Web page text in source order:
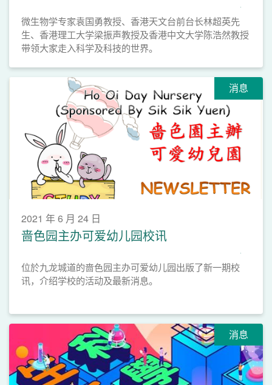
微生物学专家袁国勇教授、香港天文台前台长林超英先
生、香港理工大学梁振声教授及香港中文大学陈浩然教授
带领大家走入科学及科技的世界。
消息
2021 年 6 月 24 日
啬色园主办可爱幼儿园校讯
位於九龙城道的啬色园主办可爱幼儿园出版了新一期校
讯，介绍学校的活动及最新消息。
消息